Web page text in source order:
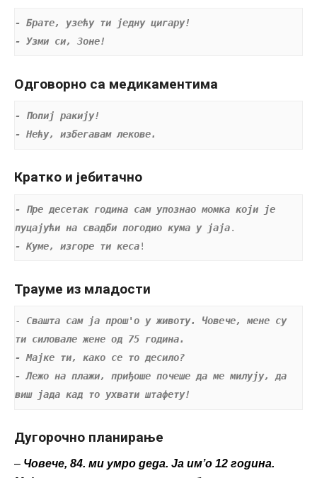
- Брате, узећу ти једну цигару!
- Узми си, Зоне!
Одговорно са медикаментима
- Попиј ракију!
- Нећу, избегавам лекове.
Кратко и јебитачно
- Пре десетак година сам упознао момка који је
пуцајући на свадби погодио кума у јаја
- Куме, изгоре ти кеса!
Трауме из младости
- Свашта сам ја прош'о у животу. Човече, мене су
ти силовале жене од 75 година.
- Мајке ти, како се то десило?
- Лежо на плажи, приђоше почеше да ме милују, да
виш јада кад то ухвати штафету!
Дугорочно планирање
– Човече, 84. ми умро деда. Ја им’о 12 година.